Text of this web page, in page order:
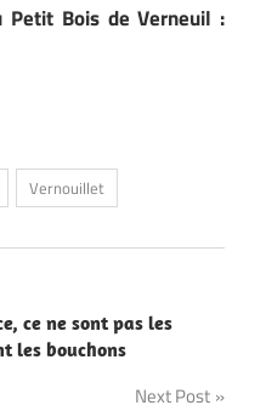
Bois de Verneuil :
Vernouillet
ce ne sont pas les
les bouchons
Next Post